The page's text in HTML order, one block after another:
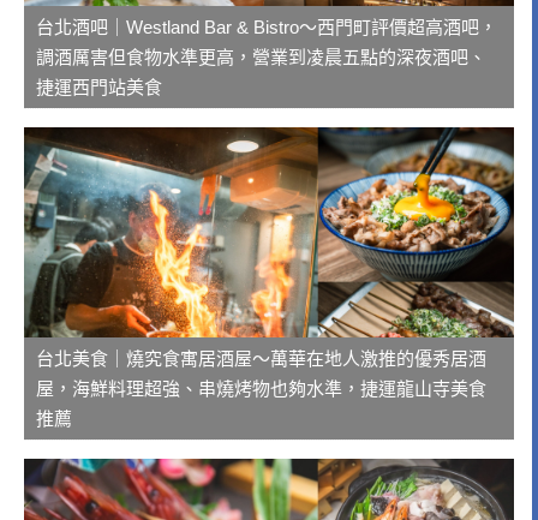
台北酒吧｜Westland Bar & Bistro～西門町評價超高酒吧，
調酒厲害但食物水準更高，營業到凌晨五點的深夜酒吧、
捷運西門站美食
台北美食｜燒究食寓居酒屋～萬華在地人激推的優秀居酒
屋，海鮮料理超強、串燒烤物也夠水準，捷運龍山寺美食
推薦